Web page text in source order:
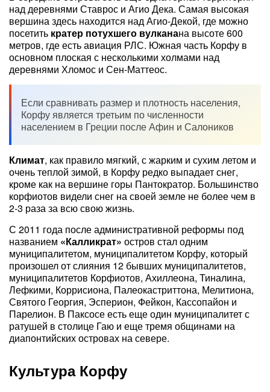
над деревнями Ставрос и Агио Дека. Самая высокая
вершина здесь находится над Агио-Декой, где можно
посетить кратер потухшего вулканана высоте 600
метров, где есть авиация РЛС. Южная часть Корфу в
основном плоская с несколькими холмами над
деревнями Хломос и Сен-Маттеос.
Если сравнивать размер и плотность населения,
Корфу является третьим по численности
населением в Греции после Афин и Салоников
Климат, как правило мягкий, с жарким и сухим летом и
очень теплой зимой, в Корфу редко выпадает снег,
кроме как на вершине горы Пантократор. Большинство
корфиотов видели снег на своей земле не более чем в
2-3 раза за всю свою жизнь.
С 2011 года после административной реформы под
названием «Калликрат» остров стал одним
муниципалитетом, муниципалитетом Корфу, который
произошел от слияния 12 бывших муниципалитетов,
муниципалитетов Корфиотов, Ахиллеона, Тиналина,
Лефкими, Коррисиона, Палеокастриттона, Мелитиона,
Святого Георгия, Эсперион, Фейкон, Кассопайон и
Парелион. В Паксосе есть еще один муниципалитет с
ратушей в столице Гаю и еще тремя общинами на
диапонтийских островах на севере.
Культура Корфу